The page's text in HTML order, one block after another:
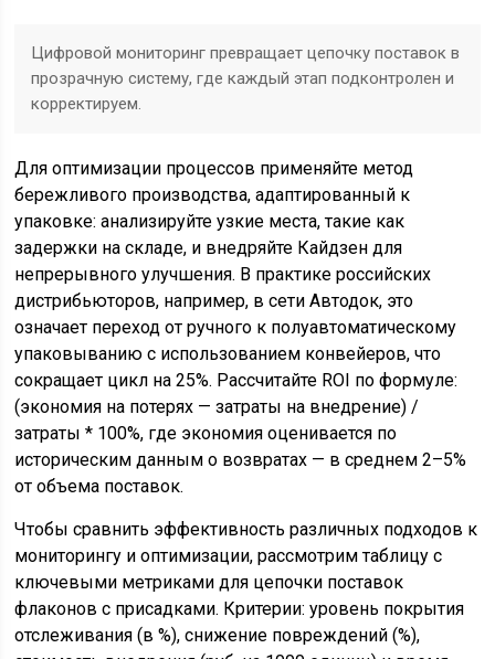
Цифровой мониторинг превращает цепочку поставок в
прозрачную систему, где каждый этап подконтролен и
корректируем.
Для оптимизации процессов применяйте метод
бережливого производства, адаптированный к
упаковке: анализируйте узкие места, такие как
задержки на складе, и внедряйте Кайдзен для
непрерывного улучшения. В практике российских
дистрибьюторов, например, в сети Автодок, это
означает переход от ручного к полуавтоматическому
упаковыванию с использованием конвейеров, что
сокращает цикл на 25%. Рассчитайте ROI по формуле:
(экономия на потерях — затраты на внедрение) /
затраты * 100%, где экономия оценивается по
историческим данным о возвратах — в среднем 2–5%
от объема поставок.
Чтобы сравнить эффективность различных подходов к
мониторингу и оптимизации, рассмотрим таблицу с
ключевыми метриками для цепочки поставок
флаконов с присадками. Критерии: уровень покрытия
отслеживания (в %), снижение повреждений (%),